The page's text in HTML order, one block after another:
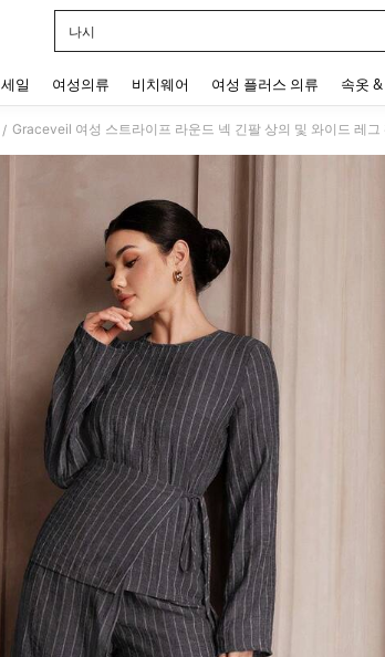
나시
세일 여성의류 비치웨어 여성 플러스 의류 속옷
/ Graceveil 여성 스트라이프 라운드 넥 긴팔 상의 및 와이드 레그